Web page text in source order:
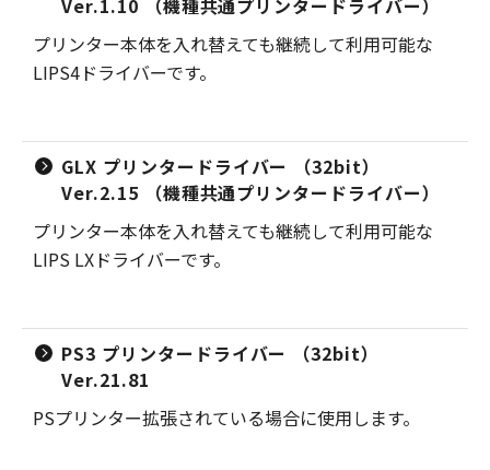
Ver.1.10 （機種共通プリンタードライバー）
プリンター本体を入れ替えても継続して利用可能な
LIPS4ドライバーです。
GLX プリンタードライバー （32bit）
Ver.2.15 （機種共通プリンタードライバー）
プリンター本体を入れ替えても継続して利用可能な
LIPS LXドライバーです。
PS3 プリンタードライバー （32bit）
Ver.21.81
PSプリンター拡張されている場合に使用します。